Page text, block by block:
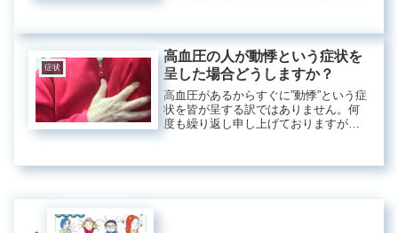
こういった人は、私の外来にもたくさ
ん来られますし、脳ドックをしても
し...
症状
高血圧の人が動悸という症状を
呈した場合どうしますか？
高血圧があるからすぐに”動悸”という症
状を皆が呈する訳ではありません。何
度も繰り返し申し上げておりますが、
含む全身の動脈硬化を進行させてそれ